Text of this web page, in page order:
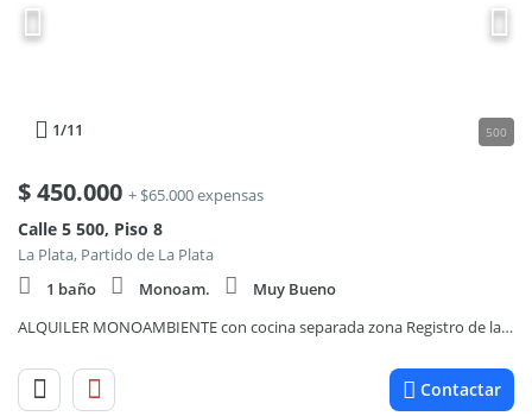
1/11 500
$450.000 + $65.000 expensas
Calle 5 500, Piso 8
La Plata, Partido de La Plata
1 baño
Monoam.
Muy Bueno
ALQUILER MONOAMBIENTE con cocina separada zona Registro de la Propiedad, La Plata
Contactar